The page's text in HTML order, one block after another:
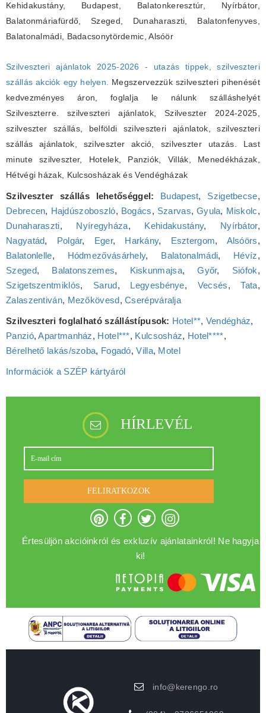
Kehidakustány, Budapest, Balatonkeresztúr, Nyírbátor,
Balatonmáriafürdő, Szeged, Dunaharaszti, Balatonfenyves,
Balatonalmádi, Badacsonytördemic, Alsóör
Szilveszteri ajánlatok 2025-2026 - utazás tippek, szilveszteri
szállás akciók egy helyen.
Megszervezzük szilveszteri pihenését
kedvezményes áron, foglalja le nálunk szálláshelyét
Szilveszterre. szilveszteri ajánlatok, Szilveszter 2024-2025,
szilveszter szállás, belföldi szilveszteri ajánlatok, szilveszteri
szállás ajánlatok, szilveszter akció, szilveszter utazás. Last
minute szilveszter, Hotelek, Panziók, Villák, Menedékházak,
Hétvégi házak, Kulcsosházak és Vendégházak
Szilveszter szállás lehetőséggel: Budapest, Szigetbecse,
Debrecen, Hajdúszoboszló, Bogács, Szarvas, Gyula, Miskolc,
Dunaharaszti, Nyíregyháza, Kehidakustány, Nyírbátor,
Nagyatád, Polgár, Eger, Harkány, Esztergom, Alsóörs,
Balatonlelle, Hódmezővásárhely, Balatonalmádi, Hévíz,
Szeged, Balatonszemes, Kiskunmajsa,Győr, Siófok,
Szigetszentmiklós, Sarud, Legyesbénye, Vecsés,Tata,
Zalaszentiván, Mezőkövesd,Cserépváralja
Szilveszteri foglalható szállástípusok: Hotel**, Vendégház,
Panzió,Apartmanház, Hotel***, Kulcsosház, Hotel****,
Bérelhető lakás/szoba, Fogadó,Villa, Motel
Információk a SZÉP kártyáról
HÍRLEVÉL
FELIRATKOZOK
Értesüljön akcióinkról és exkluzív ajánlatainkról! Ne hagyja
ki!
info@kerengo.ro